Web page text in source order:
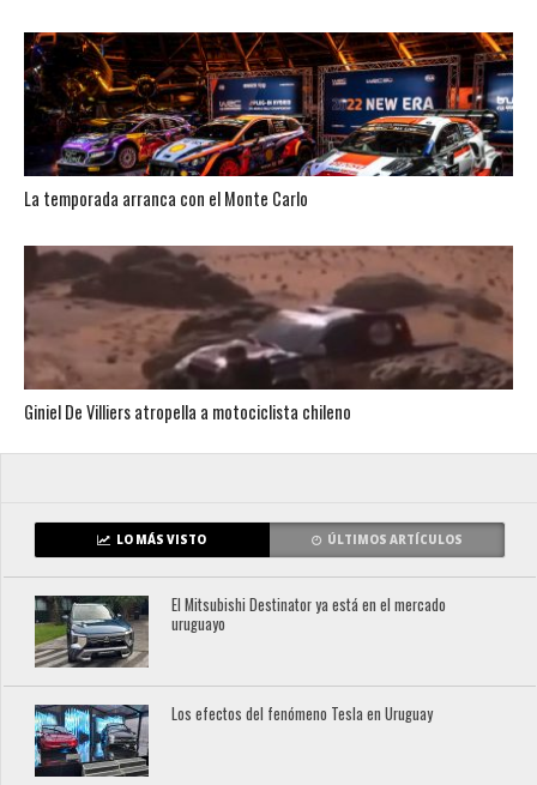
La temporada arranca con el Monte Carlo
Giniel De Villiers atropella a motociclista chileno
LO MÁS VISTO ÚLTIMOS ARTÍCULOS
El Mitsubishi Destinator ya está en el mercado
uruguayo
Los efectos del fenómeno Tesla en Uruguay